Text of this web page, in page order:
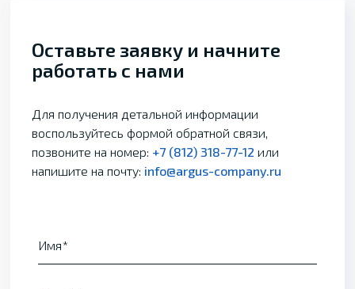
Оставьте заявку и начните
работать с нами
Для получения детальной информации
воспользуйтесь формой обратной связи,
позвоните на номер: +7 (812) 318-77-12 или
напишите на почту: info@argus-company.ru
Имя